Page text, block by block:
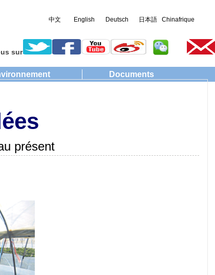
中文 English Deutsch 日本語 Chinafrique
sur
Documents
présent